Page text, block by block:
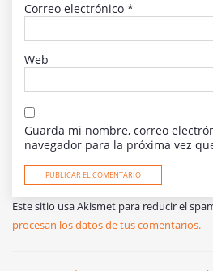
Correo electrónico *
Web
Guarda mi nombre, correo
navegador para la próxima vez
Este sitio usa Akismet para reducir el
procesan los datos de tus comentarios.